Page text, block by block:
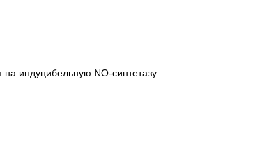
индуцибельную NO-синтетазу: